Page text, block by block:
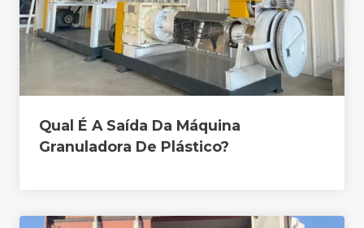
Qual É A Saída Da Máquina
Granuladora De Plástico?